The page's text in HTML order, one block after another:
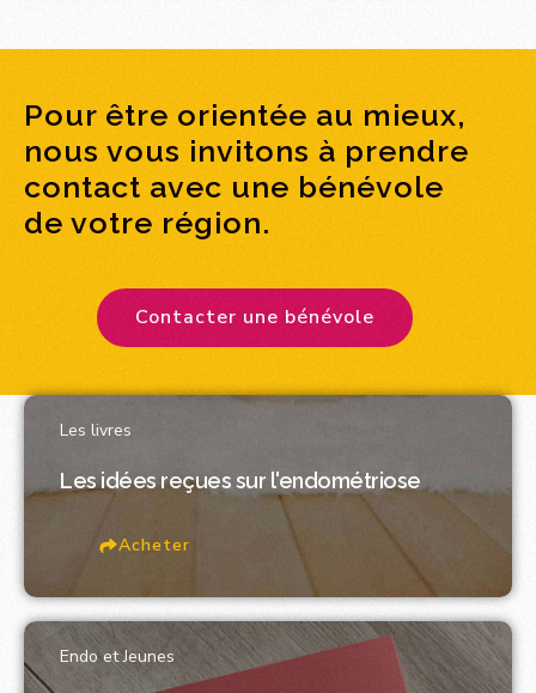
Pour être orientée au mieux,
nous vous invitons à prendre
contact avec une bénévole
de votre région.
Contacter une bénévole
Les livres
Les idées reçues sur l'endométriose
Acheter
Endo et Jeunes